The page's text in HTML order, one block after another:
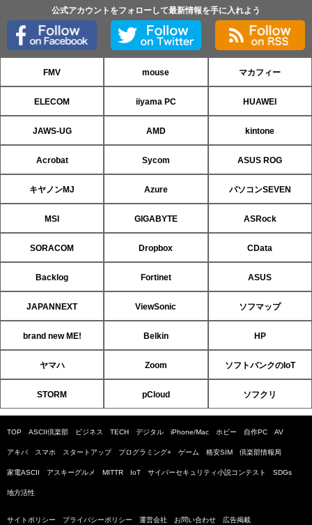
公式アカウントをフォローして最新情報を手に入れよう
FMV mouse マカフィー
ELECOM iiyama PC HUAWEI
JAWS-UG AMD kintone
Acrobat Sycom ASUS ROG
キヤノンMJ Azure パソコンSEVEN
MSI GIGABYTE ASRock
SORACOM Dropbox CData
Backlog Fortinet ASUS
JAPANNEXT ViewSonic ソフマップ
brand new ME! Belkin HP
ヤマハ Zoom ソフトバンクのIoT
STORM pCloud ソフクリ
TOP ASCII倶楽部 ビジネス TECH デジタル iPhone/Mac ホビー 自作PC AV
アキバ スマホ スタートアップ プログラミング+ ゲーム 格安SIM 倶楽部情報局
家電ASCII アスキーグルメ MITTR IoT サイバーセキュリティ小説コンテスト SDGs
地方活性
サイトポリシー プライバシーポリシー 運営会社 お問い合わせ 広告掲載